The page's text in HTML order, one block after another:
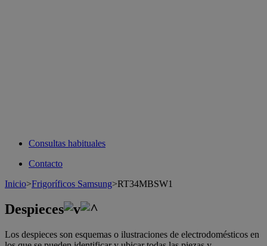
Consultas habituales
Contacto
Inicio>Frigoríficos Samsung>RT34MBSW1
Despieces
Los despieces son esquemas o ilustraciones de electrodomésticos en